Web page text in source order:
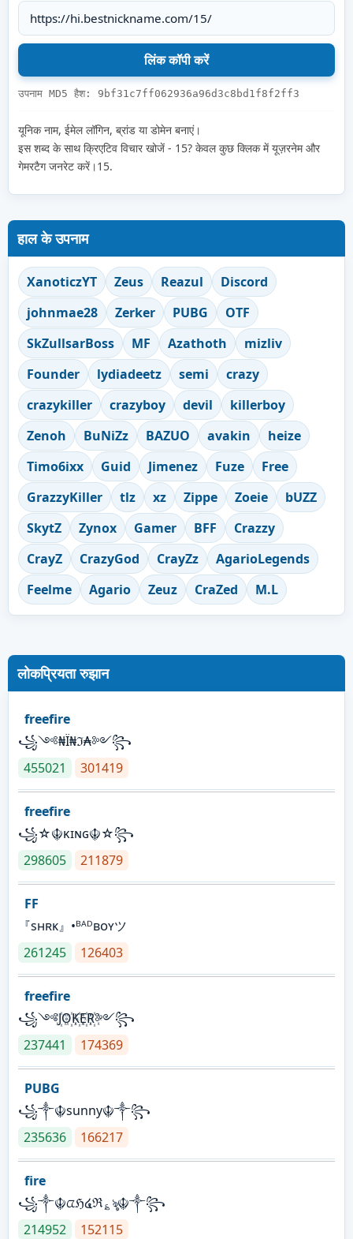
उपनाम MD5 हैश: 9bf31c7ff062936a96d3c8bd1f8f2ff3
यूनिक नाम, ईमेल लॉगिन, ब्रांड या डोमेन बनाएं।
इस शब्द के साथ क्रिएटिव विचार खोजें - 15? केवल कुछ क्लिक में यूज़रनेम और
गेमरटैग जनरेट करें।15.
हाल के उपनाम
XanoticzYT Zeus Reazul
Discord
johnmae28
Zerker PUBG
OTF
SkZullsarBoss
MF Azathoth
mizliv
Founder
lydiadeetz semi
crazy
crazykiller
crazyboy devil
killerboy
Zenoh
BuNiZz BAZUO avakin
heize
Timo6ixx
Guid Jimenez Fuze
Free
GrazzyKiller
tlz xz Zippe Zoeie
bUZZ
SkytZ
Zynox Gamer BFF
Crazzy
CrayZ
CrazyGod CrayZz
AgarioLegends
Feelme
Agario Zeuz CraZed M.L
लोकप्रियता रुझान
freefire
꧁༺₦Ї₦ℑ₳༻꧂
455021
301419
freefire
꧁☆☬κɪɴɢ☬☆꧂
298605
211879
FF
『sʜʀᴋ』•ᴮᴬᴰʙᴏʏツ
261245
126403
freefire
꧁༺J꙰O꙰K꙰E꙰R꙰༻꧂
237441
174369
PUBG
꧁༒☬sunny☬༒꧂
235636
166217
fire
꧁༒☬ᤂℌ໔ℜ؏ৡ☬༒꧂
214952
152115